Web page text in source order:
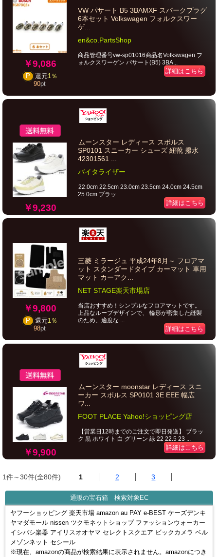
￥9,086
P 還元1％
90pt
VW パサート B5 3BAMXF スパークプラグ
6本セット Volkswagen フォルクスワー
ゲ...
en&co.PartsShop
商品管理番号vw-sp01016商品名Volkswagen フ
ォルクスワーゲン パサート(B5) 3BA...
詳細はこちら
￥9,230
ムーンスター レディース スポルス
SP0101 スニーカー シューズ 紐靴 撥水
42301561 ...
バイタライザー
22.0cm 22.5cm 23.0cm 23.5cm 24.0cm 24.5cm
25.0cm ブラッ...
詳細はこちら
￥9,800
P 還元1％
98pt
三菱 ミラージュ 平成24年8月～ フロアマ
ット スタンダードタイプ カーマット 車用
マット カーアク...
NET STAGE楽天市場店
当店おすすめ！シンプルなフロアマットです。
上品なループデザインで、 輪形が密集した縫製
のため、適度な ...
詳細はこちら
￥9,900
ムーンスター moonstar レディース スニ
ーカー スポルス SP0101 3E EEE 幅広
ワ...
FOOT PLACE Yahoo!ショッピング店
【営業日12時までのご注文で即日発送】 ブラッ
ク 黒 ホワイト 白 グリーン 緑 22 22.5 23 ...
詳細はこちら
1件～30件(全80件) 1 2 3
通販の宝石箱 検索対象EC
ヤフーショッピング 楽天市場 amazon au PAY e-BEST ケーズデンキ
ヤマダモール nissen ツクモネットショップ ファッションウォーカー
イシバシ楽器 アイリスオオヤマ セレクトスクエア ビックカメラ ベル
メゾンネット セシール
※現在、amazonの商品が検索結果に表示されません。amazonにつき